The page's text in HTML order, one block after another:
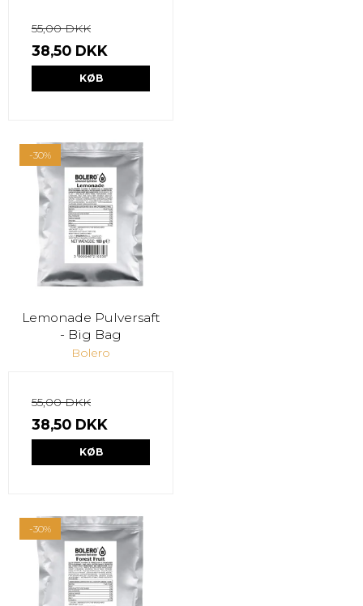
55,00 DKK
38,50 DKK
KØB
-30%
Lemonade Pulversaft
- Big Bag
Bolero
55,00 DKK
38,50 DKK
KØB
-30%